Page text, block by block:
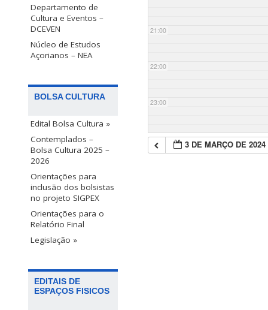
Departamento de
Cultura e Eventos –
DCEVEN
Núcleo de Estudos
Açorianos – NEA
BOLSA CULTURA
Edital Bolsa Cultura »
Contemplados –
Bolsa Cultura 2025 –
2026
Orientações para
inclusão dos bolsistas
no projeto SIGPEX
Orientações para o
Relatório Final
Legislação »
EDITAIS DE
ESPAÇOS FISICOS
21:00
22:00
23:00
3 DE MARÇO DE 2024